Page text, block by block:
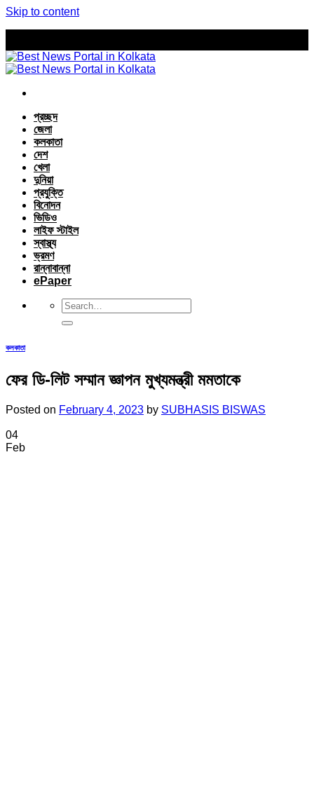
Skip to content
প্রচ্ছদ
জেলা
কলকাতা
দেশ
খেলা
দুনিয়া
প্রযুক্তি
বিনোদন
ভিডিও
লাইফ স্টাইল
স্বাস্থ্য
ভ্রমণ
রান্নাবান্না
ePaper
কলকাতা
ফের ডি-লিট সম্মান জ্ঞাপন মুখ্যমন্ত্রী মমতাকে
Posted on February 4, 2023 by SUBHASIS BISWAS
04
Feb